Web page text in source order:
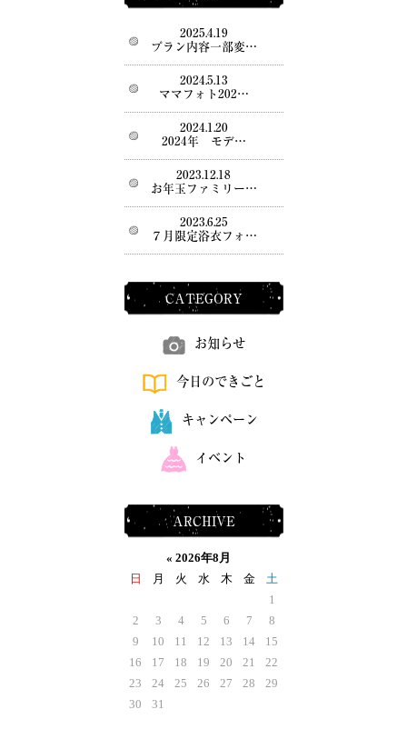
2025.4.19
プラン内容一部変…
2024.5.13
ママフォト202…
2024.1.20
2024年 モデ…
2023.12.18
お年玉ファミリー…
2023.6.25
７月限定浴衣フォ…
CATEGORY
お知らせ
今日のできごと
キャンペーン
イベント
ARCHIVE
« 2026年8月
日
月 火 水 木 金
土
1
2
3 4 5 6 7
8
9
10 11 12 13 14
15
16
17 18 19 20 21
22
23
24 25 26 27 28
29
30
31